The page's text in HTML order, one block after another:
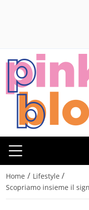
Home / Lifestyle /
Scopriamo insieme il